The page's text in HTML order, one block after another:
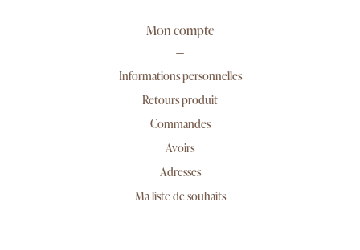
Mon compte
Informations personnelles
Retours produit
Commandes
Avoirs
Adresses
Ma liste de souhaits